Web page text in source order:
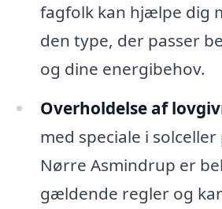
fagfolk kan hjælpe dig
den type, der passer
og dine energibehov.
Overholdelse af
med speciale i
Nørre Asmindrup er
gældende regler og